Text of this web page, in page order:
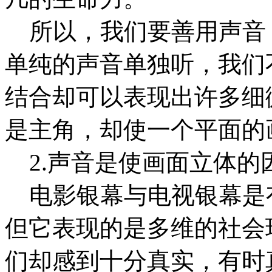
所以，我们要善用声音
单纯的声音单独听，我
结合却可以表现出许多
是主角，却使一个平面
2.声音是使画面立体的
电影银幕与电视银幕是
但它表现的是多维的社
们却感到十分真实，有